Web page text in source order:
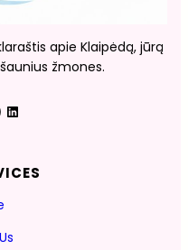
apie Klaipėdą, jūrą
žmones.
LinkedIn